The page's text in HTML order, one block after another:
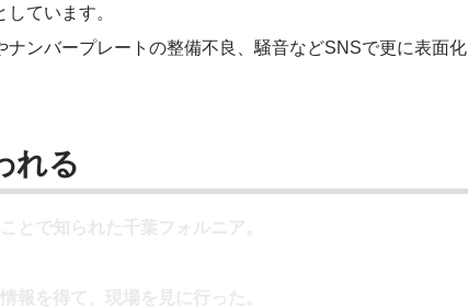
ています。
ンバープレートの整備不良、騒音などSNSで更に表面化
れる